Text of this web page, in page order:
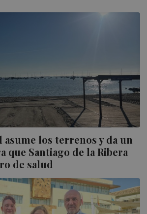
asume los terrenos y da un
que Santiago de la Ribera
de salud